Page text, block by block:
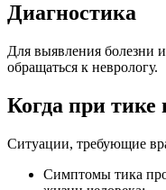
Диагностика
Для выявления болезни
обращаться к неврологу.
Когда при
Ситуации, требующие
Симптомы тика